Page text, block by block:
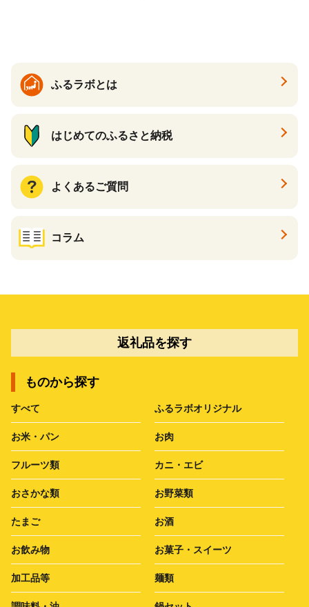
ふるラボとは
はじめてのふるさと納税
よくあるご質問
コラム
返礼品を探す
ものから探す
すべて ふるラボオリジナル
お米・パン お肉
フルーツ類 カニ・エビ
おさかな類 お野菜類
たまご お酒
お飲み物 お菓子・スイーツ
加工品等 麺類